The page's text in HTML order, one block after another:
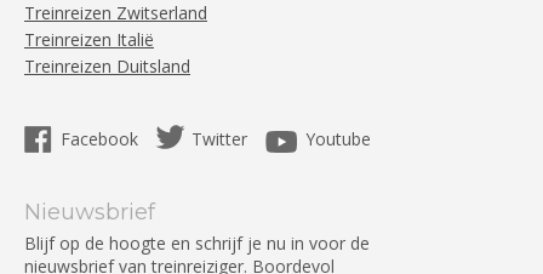
Treinreizen Zwitserland
Treinreizen Italië
Treinreizen Duitsland
Facebook Twitter Youtube
Nieuwsbrief
Blijf op de hoogte en schrijf je nu in voor de
nieuwsbrief van treinreiziger. Boordevol